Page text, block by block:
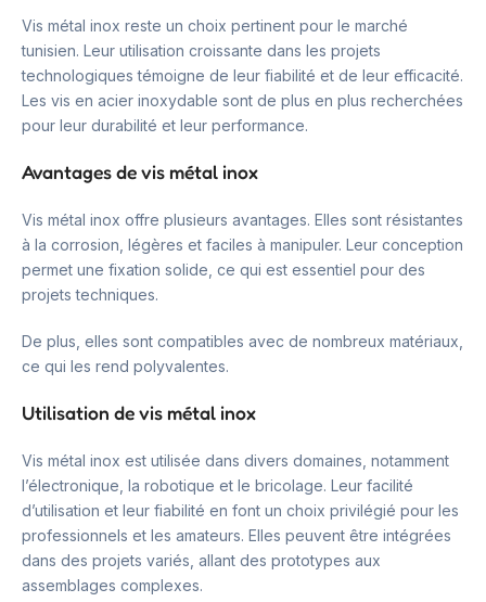
Vis métal inox reste un choix pertinent pour le marché
tunisien. Leur utilisation croissante dans les projets
technologiques témoigne de leur fiabilité et de leur efficacité.
Les vis en acier inoxydable sont de plus en plus recherchées
pour leur durabilité et leur performance.
Avantages de vis métal inox
Vis métal inox offre plusieurs avantages. Elles sont résistantes
à la corrosion, légères et faciles à manipuler. Leur conception
permet une fixation solide, ce qui est essentiel pour des
projets techniques.
De plus, elles sont compatibles avec de nombreux matériaux,
ce qui les rend polyvalentes.
Utilisation de vis métal inox
Vis métal inox est utilisée dans divers domaines, notamment
l’électronique, la robotique et le bricolage. Leur facilité
d’utilisation et leur fiabilité en font un choix privilégié pour les
professionnels et les amateurs. Elles peuvent être intégrées
dans des projets variés, allant des prototypes aux
assemblages complexes.